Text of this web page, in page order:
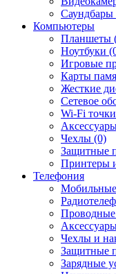
Саундбары
Компьютеры
Планшеты
Ноутбуки
Игровые
Карты
Жесткие
Сетевое
Wi-Fi
Чехлы (0)
Защитные
Принтеры
Телефония
Чехлы и
Защитные
Зарядные